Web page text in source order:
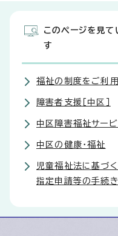
このページを見て
す
福祉の制度をご利
障害者支援［中区］
中区障害福祉サービ
中区の健康・福祉
児童福祉法に基づ
指定申請等の手続き